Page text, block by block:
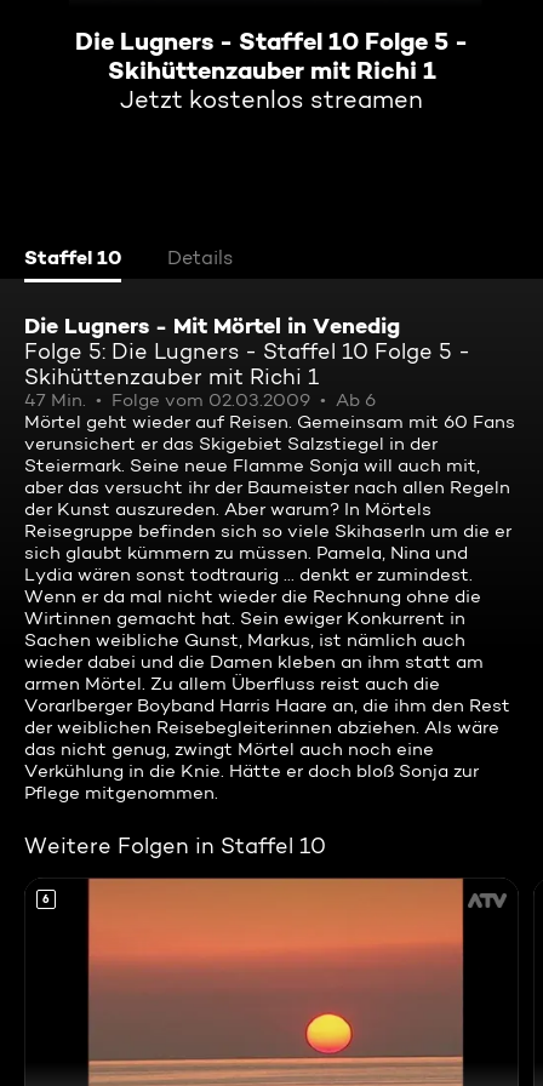
Die Lugners - Staffel 10 Folge 5 -
Skihüttenzauber mit Richi 1
Jetzt kostenlos streamen
Staffel 10 Details
Die Lugners - Mit Mörtel in Venedig
Folge 5: Die Lugners - Staffel 10 Folge 5 -
Skihüttenzauber mit Richi 1
47 Min. Folge vom 02.03.2009
Ab 6
Mörtel geht wieder auf Reisen. Gemeinsam mit 60 Fans
verunsichert er das Skigebiet Salzstiegel in der
Steiermark. Seine neue Flamme Sonja will auch mit,
aber das versucht ihr der Baumeister nach allen Regeln
der Kunst auszureden. Aber warum? In Mörtels
Reisegruppe befinden sich so viele Skihaserln um die er
sich glaubt kümmern zu müssen. Pamela, Nina und
Lydia wären sonst todtraurig ... denkt er zumindest.
Wenn er da mal nicht wieder die Rechnung ohne die
Wirtinnen gemacht hat. Sein ewiger Konkurrent in
Sachen weibliche Gunst, Markus, ist nämlich auch
wieder dabei und die Damen kleben an ihm statt am
armen Mörtel. Zu allem Überfluss reist auch die
Vorarlberger Boyband Harris Haare an, die ihm den Rest
der weiblichen Reisebegleiterinnen abziehen. Als wäre
das nicht genug, zwingt Mörtel auch noch eine
Verkühlung in die Knie. Hätte er doch bloß Sonja zur
Pflege mitgenommen.
Weitere Folgen in Staffel 10
6